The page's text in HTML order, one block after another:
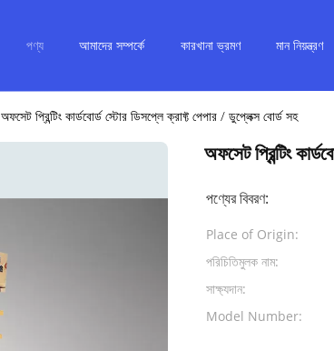
পণ্য আমাদের সম্পর্কে কারখানা ভ্রমণ মান নিয়ন্ত্রণ
অফসেট প্রিন্টিং কার্ডবোর্ড স্টোর ডিসপ্লে ক্রাফ্ট পেপার / ডুপ্লেক্স বোর্ড সহ
অফসেট প্রিন্টিং
পণ্যের বিবরণ:
Place of Origin:
পরিচিতিমুলক নাম:
সাক্ষ্যদান:
Model Number: